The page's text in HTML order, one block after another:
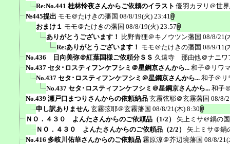
Re:No.441 桂林怜夜さんからご依頼のイラスト 優羽カヲリ＠世
№445提出 モモ＠たけきの藩国 08/8/19(火) 23:41
おまけ１ モモ＠たけきの藩国 08/8/19(火) 23:57
ありがとうございます！
比野青狸＠キノウツン藩国 08/8/21(
Re:ありがとうございます！ モモ＠たけきの藩国 08/9/11(
No.436 日向美弥＠紅葉国様ご依頼分ＳＳ 久遠寺 那由他＠ナニワ
No.437 セタ･ロスティフンケフシミ＠星鋼京さんから... 和子＠リワ
No.437 セタ･ロスティフンケフシミ＠星鋼京さんから... 和子＠リ
No.437 セタ･ロスティフンケフシミ＠星鋼京さんから... 和子
No.439 瀬戸口まつりさんからの依頼納品 玄霧弦耶＠玄霧藩国 08/8/
申し訳ありません 玄霧弦耶＠玄霧藩国 08/8/21(木) 8:30
ＮＯ．４３０ よんたさんからのご依頼品（1/2）
矢上ミサ＠鍋の国
ＮＯ．４３０ よんたさんからのご依頼品（2/2）
矢上ミサ＠鍋
No.416 多岐川佑華さんからのご依頼品 霧原涼＠芥辺境藩国 08/8/21(